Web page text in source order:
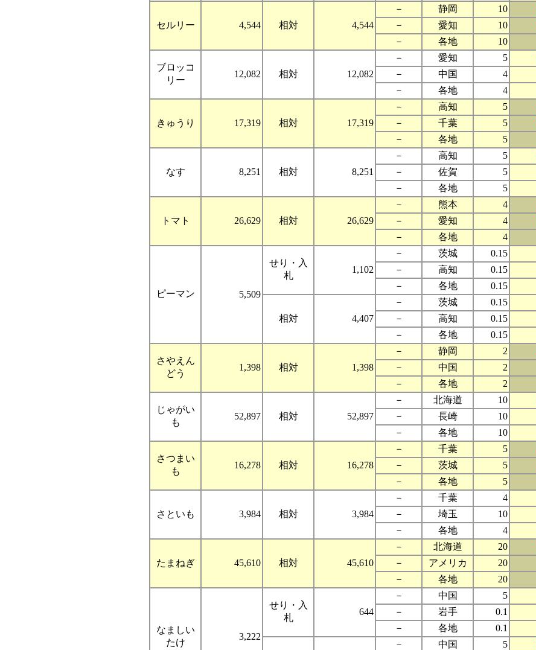
セルリー 4,544 相対 4,544
－ 静岡 10
－
愛知 10
－
各地 10
ブロッコ
リー
12,082 相対 12,082
－ 愛知 5
－
中国 4
－
各地 4
きゅうり 17,319 相対 17,319
－ 高知 5
－
千葉 5
－
各地 5
なす 8,251 相対 8,251
－ 高知 5
－
佐賀 5
－
各地 5
トマト 26,629 相対 26,629
－ 熊本 4
－
愛知 4
－
各地 4
ピーマン 5,509
せり・入
札
1,102
－ 茨城 0.15
－
高知 0.15
－
各地 0.15
相対 4,407
－ 茨城 0.15
－
高知 0.15
－
各地 0.15
さやえん
どう
1,398 相対 1,398
－ 静岡 2
－
中国 2
－
各地 2
じゃがい
も
52,897 相対 52,897
－ 北海道 10
－
長崎 10
－
各地 10
さつまい
も
16,278 相対 16,278
－ 千葉 5
－
茨城 5
－
各地 5
さといも 3,984 相対 3,984
－ 千葉 4
－
埼玉 10
－
各地 4
たまねぎ 45,610 相対 45,610
－ 北海道 20
－
アメリカ 20
－
各地 20
なましい
たけ
3,222
せり・入
札
644
－ 中国 5
－
岩手 0.1
－
各地 0.1
－ 中国 5